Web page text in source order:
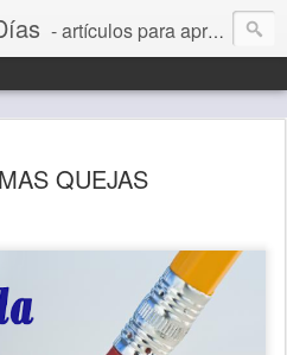
- artículos para aprender a vivir mejor, un día a la vez. Por Juan C Quintero
QUEJAS